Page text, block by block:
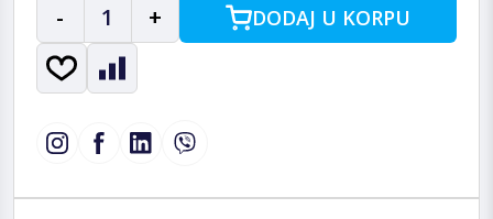
- 1 + DODAJ U KORPU